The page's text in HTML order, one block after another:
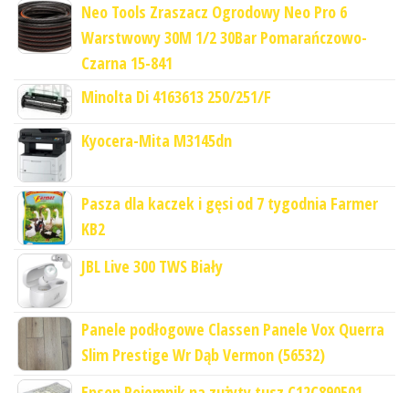
Neo Tools Zraszacz Ogrodowy Neo Pro 6
Warstwowy 30M 1/2 30Bar Pomarańczowo-
Czarna 15-841
Minolta Di 4163613 250/251/F
Kyocera-Mita M3145dn
Pasza dla kaczek i gęsi od 7 tygodnia Farmer
KB2
JBL Live 300 TWS Biały
Panele podłogowe Classen Panele Vox Querra
Slim Prestige Wr Dąb Vermon (56532)